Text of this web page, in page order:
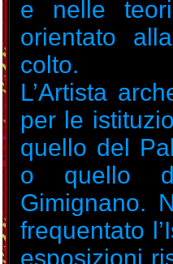
e nelle
orientato
colto.
L’Artista
per le
quello del
o quello
Gimignano.
frequentato
esposizioni